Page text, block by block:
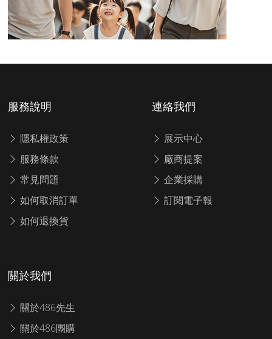
服務說明
隱私權政策
服務條款
常見問題
如何取消訂單
如何退換貨
連絡我們
展示中心
廠商提案
企業採購
訂閱電子報
關於我們
關於486先生
關於486團購